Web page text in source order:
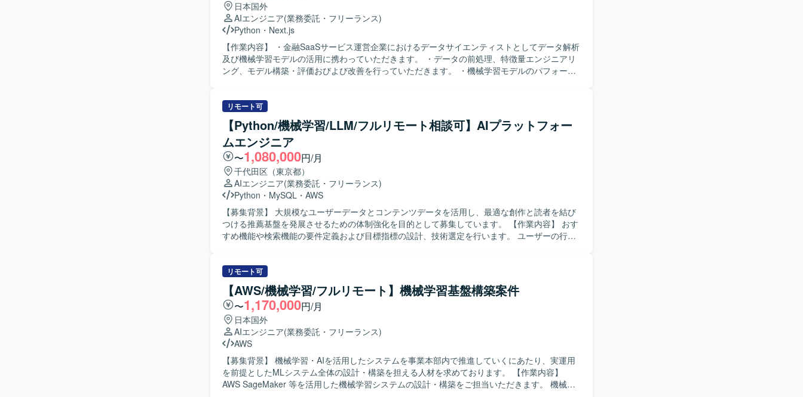
日本国外
AIエンジニア(業務委託・フリーランス)
Python ・ Next.js
【作業内容】 ・金融SaaSサービス運営企業におけるデータサイエンティストとしてデータ解析
及び機械学習モデルの活用に携わっていただきます。 ・データの前処理、特徴量エンジニアリ
ング、モデル構築・評価おびよび改善を行っていただきます。 ・機械学習モデルのパフォーマ
learn、LightGBM、pandas、numpy etc. ・クラウドプラットフォーム：Google Cloud Platform
・分析基盤：BigQuery ・アプリケーション：Next.js、FastAPI ・構成管理ツール：
Terraform、Cloud Build ・データモデリング：Dataform ・データビジュアライゼーション：
Metabase/Redash ・その他：Docker、GitHub、Slack、Github Copilot etc.
リモート可
【Python/機械学習/LLM/フルリモート相談可】AIプラットフォー
ムエンジニア
〜1,080,000円/月
千代田区（東京都）
AIエンジニア(業務委託・フリーランス)
Python ・ MySQL ・ AWS
【募集背景】 大規模なユーザーデータとコンテンツデータを活用し、最適な創作と読者を結び
つける推薦基盤を発展させるための体制強化を目的として募集しています。 【作業内容】 おす
すめ機能や検索機能の要件定義および目標指標の設計、技術選定を行います。 ユーザーの行動
機械学習モデルの開発および運用体制（LLMOps / MLOps）の仕組みを設計し、継続的に改善
します。 ユーザー行動とコンテンツ情報に基づく推薦エンジンの開発・改善を行います。 コン
テンツ分類の仕組みと記事評価機能の開発・改善を行い、その運用をチームとして支援しま
す。 信頼性・安全性向上のため、悪意ある行動を検知しLLMで判定するフィルタリング機能を
開発します。 既存の機械学習基盤を最新技術に更新し、性能およびコストの改善を図ります。
新規事業における検索・おすすめ機能の企画・開発・改善に携わります。 【求める人物像】 ミ
ッション・ビジョン・バリューに共感し、その実現に主体的に取り組める方を求めています。
新しい技術への感度が高く、プロダクト品質向上にこだわりを持って取り組める方を歓迎しま
す。 環境変化に柔軟に対応し、建設的な議論を推進できる方を求めています。 計測と実験を重
視し、データドリブンに意思決定できる方に適したポジションです。 技術以外の要素も含む複
雑なビジネス課題に対して前向きに取り組み、解決を楽しめるマインドをお持ちの方を歓迎し
リモート可
【AWS/機械学習/フルリモート】機械学習基盤構築案件
〜1,170,000円/月
日本国外
AIエンジニア(業務委託・フリーランス)
AWS
【募集背景】 機械学習・AIを活用したシステムを事業本部内で推進していくにあたり、実運用
を前提としたMLシステム全体の設計・構築を担える人材を求めております。 【作業内容】
AWS SageMaker 等を活用した機械学習システムの設計・構築をご担当いただきます。 機械学